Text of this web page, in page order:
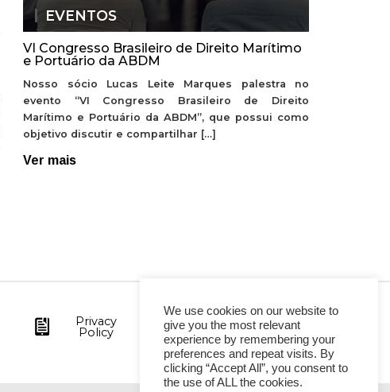
EVENTOS
VI Congresso Brasileiro de Direito Marítimo
e Portuário da ABDM
Nosso sócio Lucas Leite Marques palestra no
evento “VI Congresso Brasileiro de Direito
Marítimo e Portuário da ABDM”, que possui como
objetivo discutir e compartilhar […]
Ver mais
Privacy
Policy
We use cookies on our website to
give you the most relevant
experience by remembering your
preferences and repeat visits. By
clicking “Accept All”, you consent to
the use of ALL the cookies.